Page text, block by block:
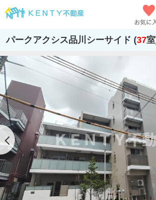
パークアクシス品川シーサイド (37